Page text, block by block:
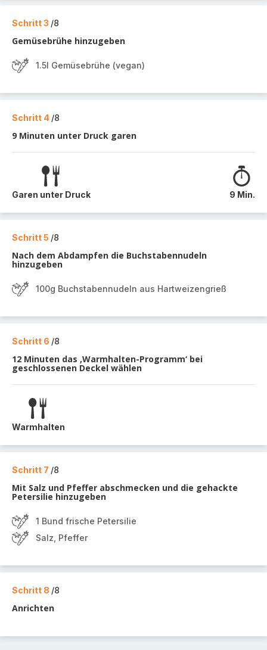
Schritt 3 /8
Gemüsebrühe hinzugeben
1.5l Gemüsebrühe (vegan)
Schritt 4 /8
9 Minuten unter Druck garen
Garen unter Druck 9 Min.
Schritt 5 /8
Nach dem Abdampfen die Buchstabennudeln
hinzugeben
100g Buchstabennudeln aus Hartweizengrieß
Schritt 6 /8
12 Minuten das ‚Warmhalten-Programm‘ bei
geschlossenen Deckel wählen
Warmhalten
Schritt 7 /8
Mit Salz und Pfeffer abschmecken und die gehackte
Petersilie hinzugeben
1 Bund frische Petersilie
Salz, Pfeffer
Schritt 8 /8
Anrichten